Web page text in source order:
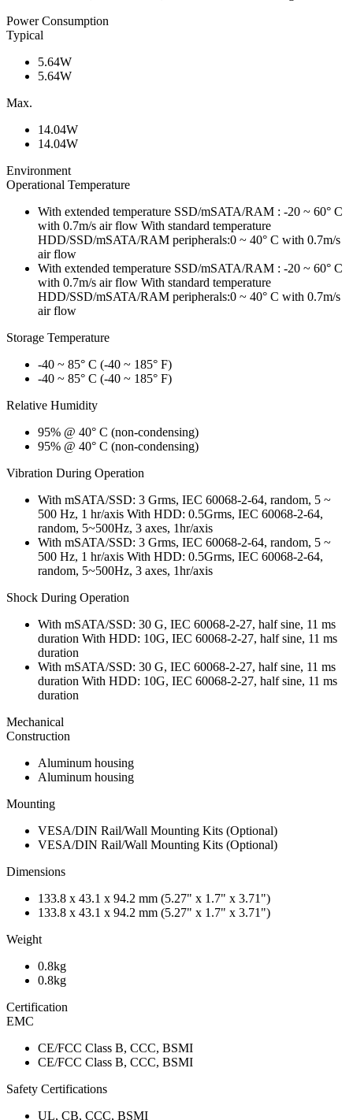
Power Consumption
Typical
5.64W
5.64W
Max.
14.04W
14.04W
Environment
Operational Temperature
With extended temperature SSD/mSATA/RAM : -20 ~ 60° C
with 0.7m/s air flow With standard temperature
HDD/SSD/mSATA/RAM peripherals:0 ~ 40° C with 0.7m/s
air flow
With extended temperature SSD/mSATA/RAM : -20 ~ 60° C
with 0.7m/s air flow With standard temperature
HDD/SSD/mSATA/RAM peripherals:0 ~ 40° C with 0.7m/s
air flow
Storage Temperature
-40 ~ 85° C (-40 ~ 185° F)
-40 ~ 85° C (-40 ~ 185° F)
Relative Humidity
95% @ 40° C (non-condensing)
95% @ 40° C (non-condensing)
Vibration During Operation
With mSATA/SSD: 3 Grms, IEC 60068-2-64, random, 5 ~
500 Hz, 1 hr/axis With HDD: 0.5Grms, IEC 60068-2-64,
random, 5~500Hz, 3 axes, 1hr/axis
With mSATA/SSD: 3 Grms, IEC 60068-2-64, random, 5 ~
500 Hz, 1 hr/axis With HDD: 0.5Grms, IEC 60068-2-64,
random, 5~500Hz, 3 axes, 1hr/axis
Shock During Operation
With mSATA/SSD: 30 G, IEC 60068-2-27, half sine, 11 ms
duration With HDD: 10G, IEC 60068-2-27, half sine, 11 ms
duration
With mSATA/SSD: 30 G, IEC 60068-2-27, half sine, 11 ms
duration With HDD: 10G, IEC 60068-2-27, half sine, 11 ms
duration
Mechanical
Construction
Aluminum housing
Aluminum housing
Mounting
VESA/DIN Rail/Wall Mounting Kits (Optional)
VESA/DIN Rail/Wall Mounting Kits (Optional)
Dimensions
133.8 x 43.1 x 94.2 mm (5.27" x 1.7" x 3.71")
133.8 x 43.1 x 94.2 mm (5.27" x 1.7" x 3.71")
Weight
0.8kg
0.8kg
Certification
EMC
CE/FCC Class B, CCC, BSMI
CE/FCC Class B, CCC, BSMI
Safety Certifications
UL, CB, CCC, BSMI